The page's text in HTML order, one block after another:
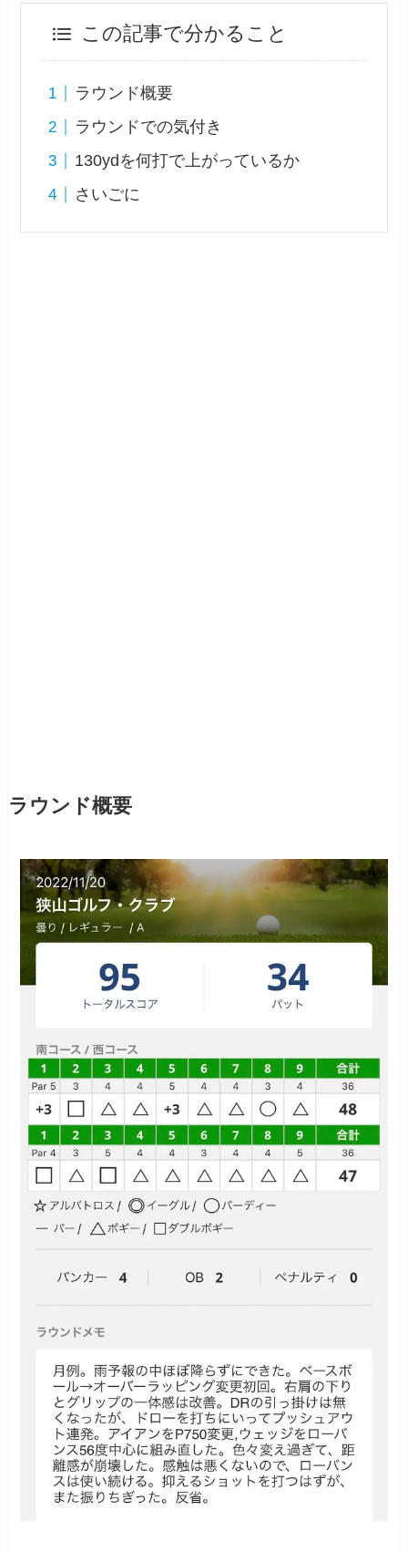
この記事で分かること
ラウンド概要
ラウンドでの気付き
130ydを何打で上がっているか
さいごに
ラウンド概要